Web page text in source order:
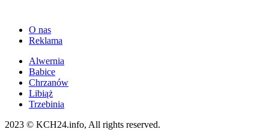
O nas
Reklama
Alwernia
Babice
Chrzanów
Libiąż
Trzebinia
2023 © KCH24.info, All rights reserved.